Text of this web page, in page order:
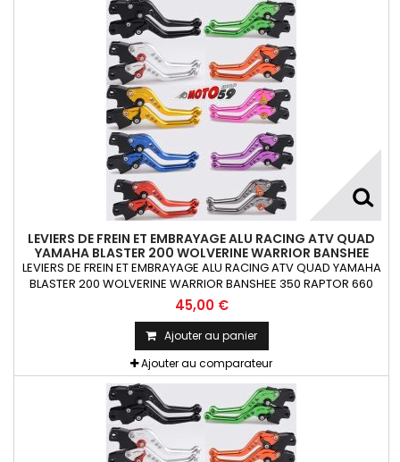
LEVIERS DE FREIN ET EMBRAYAGE ALU RACING ATV QUAD
YAMAHA BLASTER 200 WOLVERINE WARRIOR BANSHEE
350 RAPTOR 660
LEVIERS DE FREIN ET EMBRAYAGE ALU RACING ATV QUAD YAMAHA
BLASTER 200 WOLVERINE WARRIOR BANSHEE 350 RAPTOR 660
SHORTY OU STANDARD ANODISE La paire.
45,00 €
Ajouter au panier
Ajouter au comparateur